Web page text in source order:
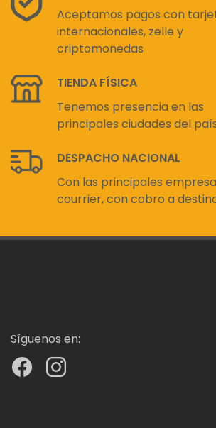
Aceptamos pagos con
internacionales, zelle y
criptomonedas
TIENDA FÍSICA
Tenemos presencia en las
principales ciudades del
DESPACHO NACIONAL
Con las principales
courrier, con cobro a
Síguenos en: